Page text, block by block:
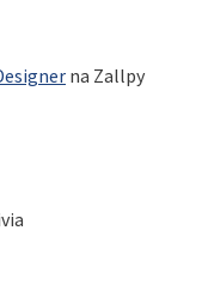
na Zallpy